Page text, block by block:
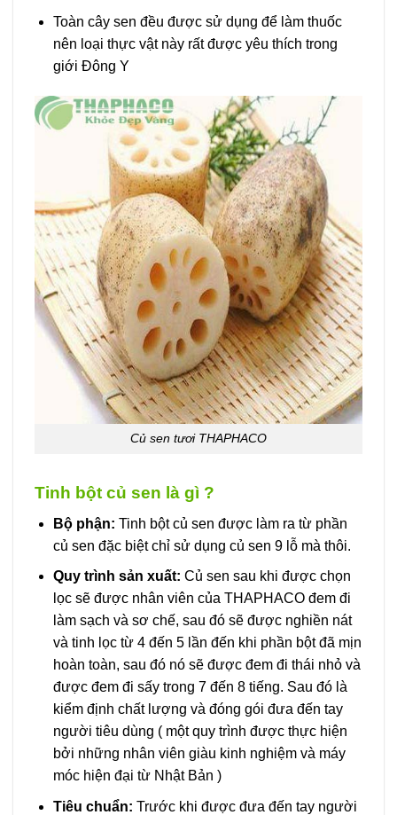
Toàn cây sen đều được sử dụng để làm thuốc
nên loại thực vật này rất được yêu thích trong
giới Đông Y
Củ sen tươi THAPHACO
Tinh bột củ sen là gì ?
Bộ phận: Tinh bột củ sen được làm ra từ phần
củ sen đặc biệt chỉ sử dụng củ sen 9 lỗ mà thôi.
Quy trình sản xuất: Củ sen sau khi được chọn
lọc sẽ được nhân viên của THAPHACO đem đi
làm sạch và sơ chế, sau đó sẽ được nghiền nát
và tinh lọc từ 4 đến 5 lần đến khi phần bột đã mịn
hoàn toàn, sau đó nó sẽ được đem đi thái nhỏ và
được đem đi sấy trong 7 đến 8 tiếng. Sau đó là
kiểm định chất lượng và đóng gói đưa đến tay
người tiêu dùng ( một quy trình được thực hiện
bởi những nhân viên giàu kinh nghiệm và máy
móc hiện đại từ Nhật Bản )
Tiêu chuẩn: Trước khi được đưa đến tay người